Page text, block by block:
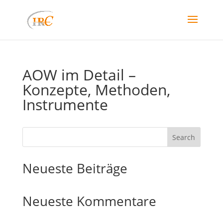
AOW im Detail –
Konzepte, Methoden,
Instrumente
Search
Neueste Beiträge
Neueste Kommentare